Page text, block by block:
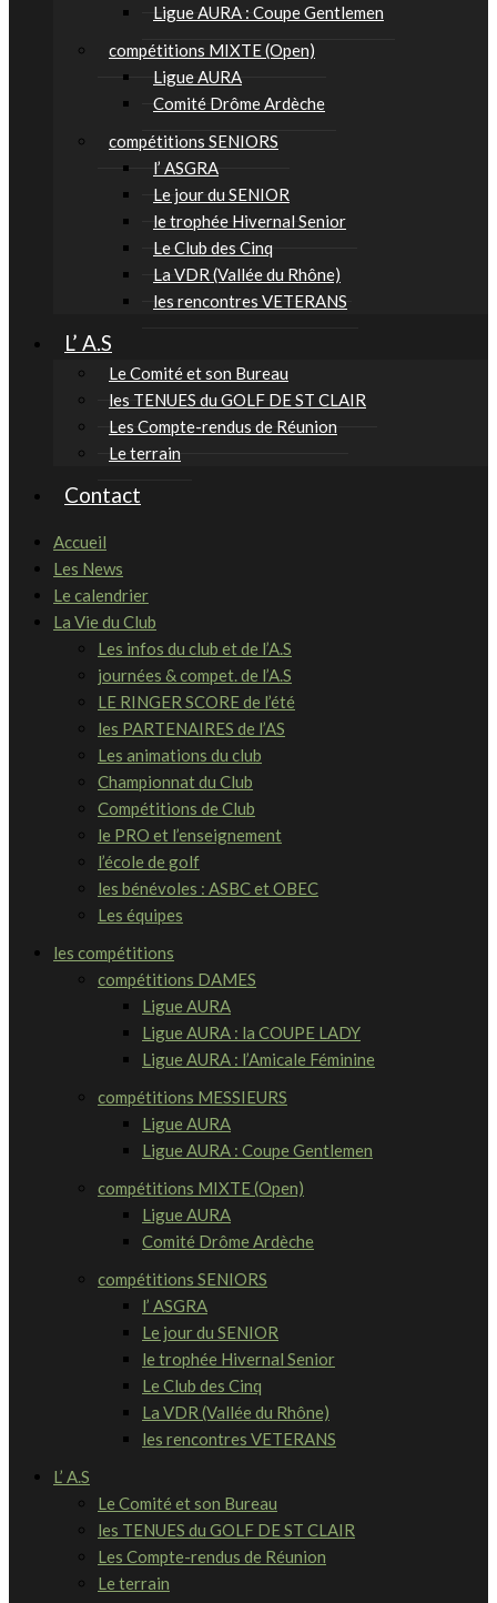
Ligue AURA : Coupe Gentlemen
compétitions MIXTE (Open)
Ligue AURA
Comité Drôme Ardèche
compétitions SENIORS
l’ ASGRA
Le jour du SENIOR
le trophée Hivernal Senior
Le Club des Cinq
La VDR (Vallée du Rhône)
les rencontres VETERANS
L’ A.S
Le Comité et son Bureau
les TENUES du GOLF DE ST CLAIR
Les Compte-rendus de Réunion
Le terrain
Contact
Accueil
Les News
Le calendrier
La Vie du Club
Les infos du club et de l’A.S
journées & compet. de l’A.S
LE RINGER SCORE de l’été
les PARTENAIRES de l’AS
Les animations du club
Championnat du Club
Compétitions de Club
le PRO et l’enseignement
l’école de golf
les bénévoles : ASBC et OBEC
Les équipes
les compétitions
compétitions DAMES
Ligue AURA
Ligue AURA : la COUPE LADY
Ligue AURA : l’Amicale Féminine
compétitions MESSIEURS
Ligue AURA
Ligue AURA : Coupe Gentlemen
compétitions MIXTE (Open)
Ligue AURA
Comité Drôme Ardèche
compétitions SENIORS
l’ ASGRA
Le jour du SENIOR
le trophée Hivernal Senior
Le Club des Cinq
La VDR (Vallée du Rhône)
les rencontres VETERANS
L’ A.S
Le Comité et son Bureau
les TENUES du GOLF DE ST CLAIR
Les Compte-rendus de Réunion
Le terrain